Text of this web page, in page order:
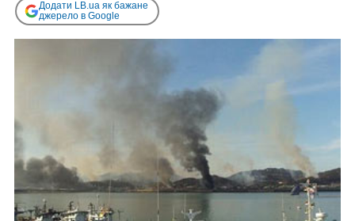
Додати LB.ua як бажане
джерело в Google